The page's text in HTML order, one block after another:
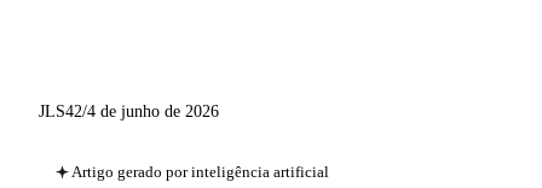
JLS42/4 de junho de 2026
Artigo gerado por inteligência artificial